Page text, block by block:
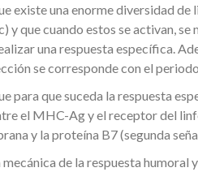
existe una enorme diversidad
y que cuando estos se activan,
una respuesta específica.
se corresponde con el
para que suceda la respuesta
el MHC-Ag y el receptor del
y la proteína B7 (segunda
de la respuesta humoral